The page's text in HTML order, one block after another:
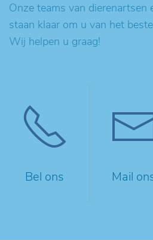
Onze teams van dierenartsen
staan klaar om u van het
Wij helpen u graag!
Bel ons Mail